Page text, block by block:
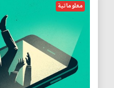
معلوماتية